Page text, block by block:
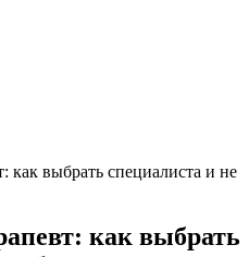
как выбрать специалиста и не
как выбрать